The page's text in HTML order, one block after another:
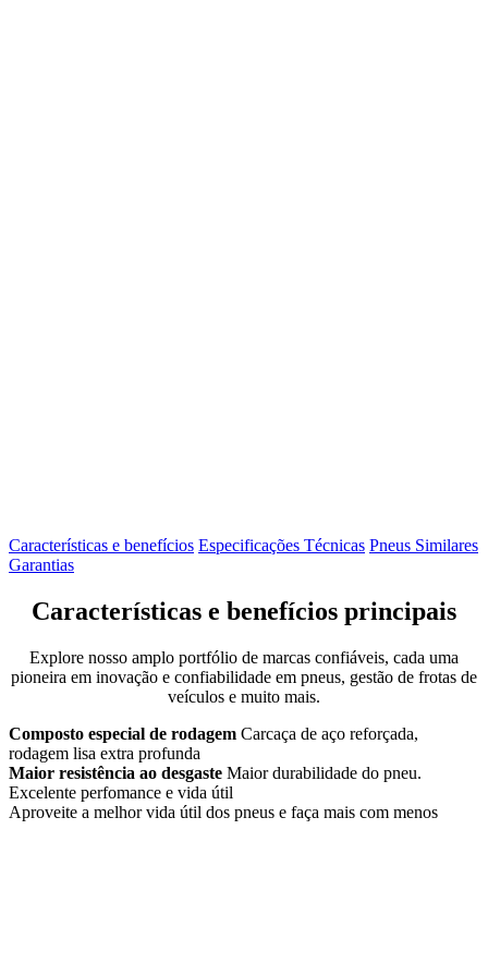
Características e benefícios Especificações Técnicas Pneus Similares
Garantias
Características e benefícios principais
Explore nosso amplo portfólio de marcas confiáveis, cada uma
pioneira em inovação e confiabilidade em pneus, gestão de frotas de
veículos e muito mais.
Composto especial de rodagem Carcaça de aço reforçada,
rodagem lisa extra profunda
Maior resistência ao desgaste Maior durabilidade do pneu.
Excelente perfomance e vida útil
Aproveite a melhor vida útil dos pneus e faça mais com menos